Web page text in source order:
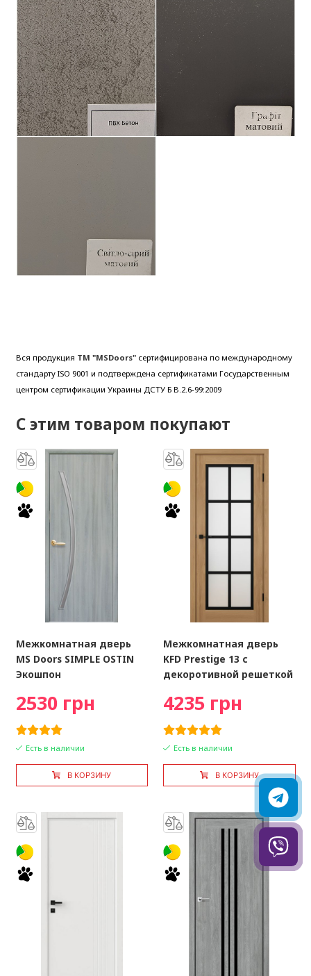
Вся продукция ТМ "MSDoors"сертифицирована по международному
стандарту ISO 9001 и подтверждена сертификатами Государственным
центром сертификации Украины ДСТУ Б В.2.6-99:2009
С этим товаром покупают
Межкомнатная дверь
MS Doors SIMPLE OSTIN
Экошпон
2530 грн
Есть в наличии
В КОРЗИНУ
Межкомнатная дверь
KFD Prestige 13 с
декоротивной решеткой
4235 грн
Есть в наличии
В КОРЗИНУ